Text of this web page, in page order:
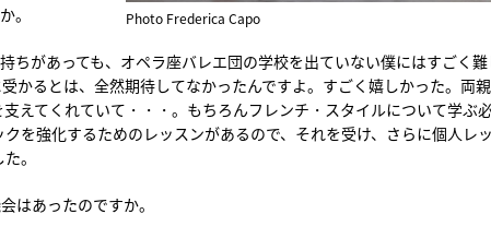
Photo Frederica Capo
。
ちがあっても、オペラ座バレエ団の学校を出ていない僕にはすごく難
かるとは、全然期待してなかったんですよ。すごく嬉しかった。両
えてくれていて・・・。もちろんフレンチ・スタイルについて学ぶ
を強化するためのレッスンがあるので、それを受け、さらに個人レ
。
はあったのですか。